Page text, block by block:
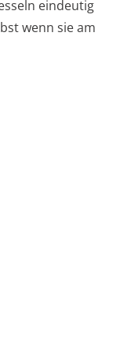
eindeutig
wenn sie am